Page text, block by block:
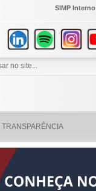
SIMP Interno
TRANSPARÊNCIA